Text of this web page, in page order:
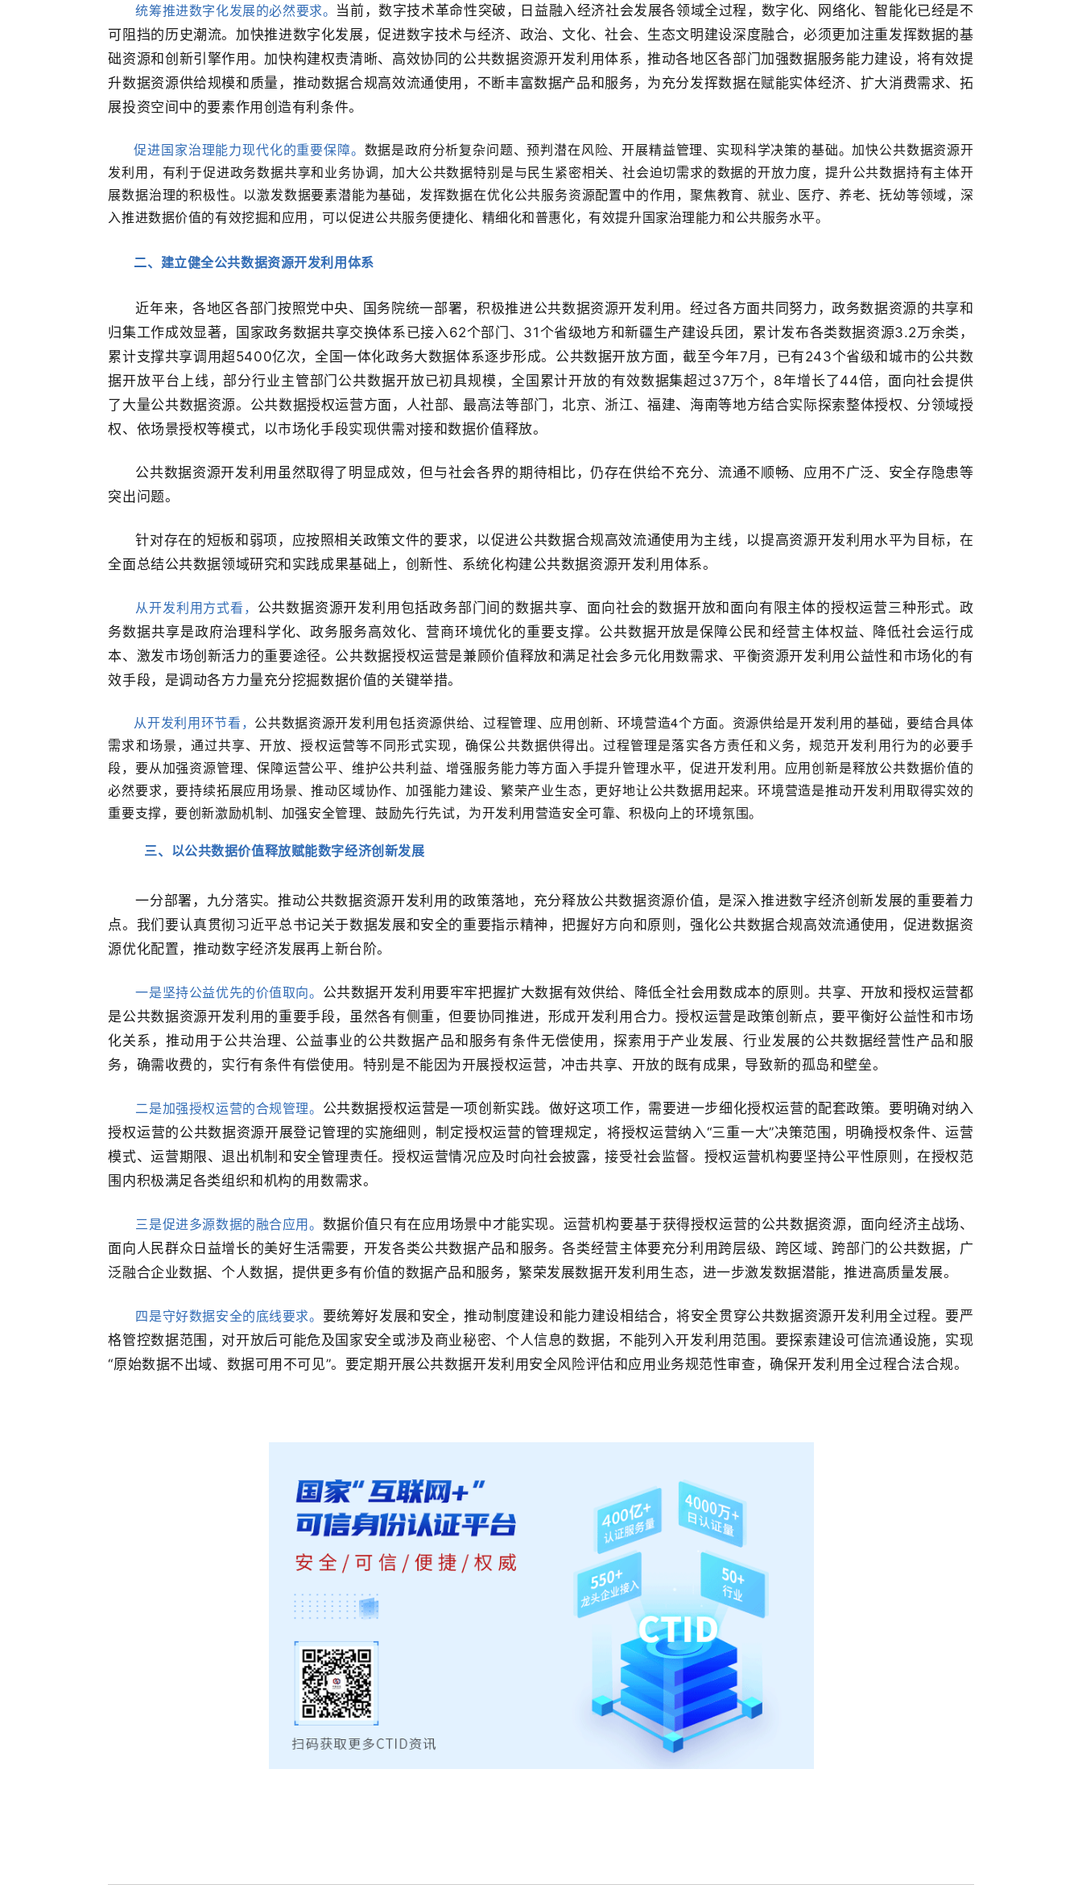
统筹推进数字化发展的必然要求。 当前，数字技术革命性突破，日益融入经济社会发展各领域全过程，数字化、网络化、智能化已经是不
可阻挡的历史潮流。加快推进数字化发展，促进数字技术与经济、政治、文化、社会、生态文明建设深度融合，必须更加注重发挥数据的基
础资源和创新引擎作用。加快构建权责清晰、高效协同的公共数据资源开发利用体系，推动各地区各部门加强数据服务能力建设，将有效提
升数据资源供给规模和质量，推动数据合规高效流通使用，不断丰富数据产品和服务，为充分发挥数据在赋能实体经济、扩大消费需求、拓
展投资空间中的要素作用创造有利条件。
促进国家治理能力现代化的重要保障。 数据是政府分析复杂问题、预判潜在风险、开展精益管理、实现科学决策的基础。加快公共数据资源开
发利用，有利于促进政务数据共享和业务协调，加大公共数据特别是与民生紧密相关、社会迫切需求的数据的开放力度，提升公共数据持有主体开
展数据治理的积极性。以激发数据要素潜能为基础，发挥数据在优化公共服务资源配置中的作用，聚焦教育、就业、医疗、养老、抚幼等领域，深
入推进数据价值的有效挖掘和应用，可以促进公共服务便捷化、精细化和普惠化，有效提升国家治理能力和公共服务水平。
二、 建立健全公共数据资源开发利用体系
近年来，各地区各部门按照党中央、国务院统一部署，积极推进公共数据资源开发利用。经过各方面共同努力，政务数据资源的共享和
归集工作成效显著，国家政务数据共享交换体系已接入62个部门、31个省级地方和新疆生产建设兵团，累计发布各类数据资源3.2万余类，
累计支撑共享调用超5400亿次，全国一体化政务大数据体系逐步形成。公共数据开放方面，截至今年7月，已有243个省级和城市的公共数
据开放平台上线，部分行业主管部门公共数据开放已初具规模，全国累计开放的有效数据集超过37万个，8年增长了44倍，面向社会提供
了大量公共数据资源。公共数据授权运营方面，人社部、最高法等部门，北京、浙江、福建、海南等地方结合实际探索整体授权、分领域授
权、依场景授权等模式，以市场化手段实现供需对接和数据价值释放。
公共数据资源开发利用虽然取得了明显成效，但与社会各界的期待相比，仍存在供给不充分、流通不顺畅、应用不广泛、安全存隐患等
突出问题。
针对存在的短板和弱项，应按照相关政策文件的要求，以促进公共数据合规高效流通使用为主线，以提高资源开发利用水平为目标，在
全面总结公共数据领域研究和实践成果基础上，创新性、系统化构建公共数据资源开发利用体系。
从开发利用方式看， 公共数据资源开发利用包括政务部门间的数据共享、面向社会的数据开放和面向有限主体的授权运营三种形式。政
务数据共享是政府治理科学化、政务服务高效化、营商环境优化的重要支撑。公共数据开放是保障公民和经营主体权益、降低社会运行成
本、激发市场创新活力的重要途径。公共数据授权运营是兼顾价值释放和满足社会多元化用数需求、平衡资源开发利用公益性和市场化的有
效手段，是调动各方力量充分挖掘数据价值的关键举措。
从开发利用环节看， 公共数据资源开发利用包括资源供给、过程管理、应用创新、环境营造4个方面。资源供给是开发利用的基础，要结合具体
需求和场景，通过共享、开放、授权运营等不同形式实现，确保公共数据供得出。过程管理是落实各方责任和义务，规范开发利用行为的必要手
段，要从加强资源管理、保障运营公平、维护公共利益、增强服务能力等方面入手提升管理水平，促进开发利用。应用创新是释放公共数据价值的
必然要求，要持续拓展应用场景、推动区域协作、加强能力建设、繁荣产业生态，更好地让公共数据用起来。环境营造是推动开发利用取得实效的
重要支撑，要创新激励机制、加强安全管理、鼓励先行先试，为开发利用营造安全可靠、积极向上的环境氛围。
三、以公共数据价值释放赋能数字经济创新发展
一分部署，九分落实。推动公共数据资源开发利用的政策落地，充分释放公共数据资源价值，是深入推进数字经济创新发展的重要着力
点。我们要认真贯彻习近平总书记关于数据发展和安全的重要指示精神，把握好方向和原则，强化公共数据合规高效流通使用，促进数据资
源优化配置，推动数字经济发展再上新台阶。
一是坚持公益优先的价值取向。 公共数据开发利用要牢牢把握扩大数据有效供给、降低全社会用数成本的原则。共享、开放和授权运营都
是公共数据资源开发利用的重要手段，虽然各有侧重，但要协同推进，形成开发利用合力。授权运营是政策创新点，要平衡好公益性和市场
化关系，推动用于公共治理、公益事业的公共数据产品和服务有条件无偿使用，探索用于产业发展、行业发展的公共数据经营性产品和服
务，确需收费的，实行有条件有偿使用。特别是不能因为开展授权运营，冲击共享、开放的既有成果，导致新的孤岛和壁垒。
二是加强授权运营的合规管理。 公共数据授权运营是一项创新实践。做好这项工作，需要进一步细化授权运营的配套政策。要明确对纳入
授权运营的公共数据资源开展登记管理的实施细则，制定授权运营的管理规定，将授权运营纳入“三重一大”决策范围，明确授权条件、运营
模式、运营期限、退出机制和安全管理责任。授权运营情况应及时向社会披露，接受社会监督。授权运营机构要坚持公平性原则，在授权范
围内积极满足各类组织和机构的用数需求。
三是促进多源数据的融合应用。 数据价值只有在应用场景中才能实现。运营机构要基于获得授权运营的公共数据资源，面向经济主战场、
面向人民群众日益增长的美好生活需要，开发各类公共数据产品和服务。各类经营主体要充分利用跨层级、跨区域、跨部门的公共数据，广
泛融合企业数据、个人数据，提供更多有价值的数据产品和服务，繁荣发展数据开发利用生态，进一步激发数据潜能，推进高质量发展。
四是守好数据安全的底线要求。 要统筹好发展和安全，推动制度建设和能力建设相结合，将安全贯穿公共数据资源开发利用全过程。要严
格管控数据范围，对开放后可能危及国家安全或涉及商业秘密、个人信息的数据，不能列入开发利用范围。要探索建设可信流通设施，实现
“原始数据不出域、数据可用不可见”。要定期开展公共数据开发利用安全风险评估和应用业务规范性审查，确保开发利用全过程合法合规。